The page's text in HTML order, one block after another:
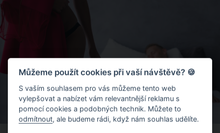
Můžeme použít cookies při vaší návštěvě? 🍪
S vaším souhlasem pro vás můžeme tento web
vylepšovat a nabízet vám relevantnější reklamu s
pomocí cookies a podobných technik. Můžete to
odmítnout, ale budeme rádi, když nám souhlas udělíte.